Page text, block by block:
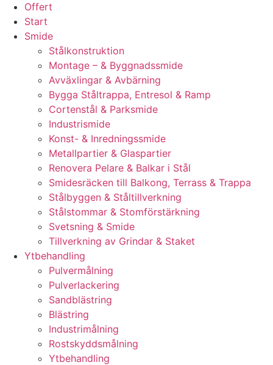
Offert
Start
Smide
Stålkonstruktion
Montage – & Byggnadssmide
Avväxlingar & Avbärning
Bygga Ståltrappa, Entresol & Ramp
Cortenstål & Parksmide
Industrismide
Konst- & Inredningssmide
Metallpartier & Glaspartier
Renovera Pelare & Balkar i Stål
Smidesräcken till Balkong, Terrass & Trappa
Stålbyggen & Ståltillverkning
Stålstommar & Stomförstärkning
Svetsning & Smide
Tillverkning av Grindar & Staket
Ytbehandling
Pulvermålning
Pulverlackering
Sandblästring
Blästring
Industrimålning
Rostskyddsmålning
Ytbehandling